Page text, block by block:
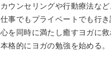
カウンセリングや行動療法など
仕事でもプライベートでも行
心を同時に満たし癒すヨガに
本格的にヨガの勉強を始める。